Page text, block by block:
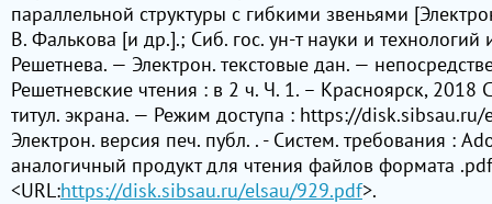
параллельной структуры с гибкими звеньями
В. Фалькова [и др.].; Сиб. гос. ун-т науки и
Решетнева. — Электрон. текстовые дан. —
Решетневские чтения : в 2 ч. Ч. 1. – Красноярск, 2018
титул. экрана. — Режим доступа : https://
Электрон. версия печ. публ. . - Систем. требования :
аналогичный продукт для чтения файлов формата
<URL:https://disk.sibsau.ru/elsau/929.pdf>.